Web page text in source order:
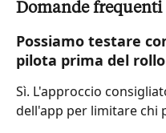
Domande frequenti
Possiamo testare
pilota prima del
Sì. L'approccio
dell'app per limitare chi